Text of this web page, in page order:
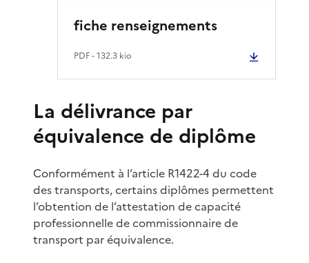
fiche renseignements
PDF- 132.3 kio
La délivrance par
équivalence de diplôme
Conformément à l’article R1422-4 du code
des transports, certains diplômes permettent
l’obtention de l’attestation de capacité
professionnelle de commissionnaire de
transport par équivalence.